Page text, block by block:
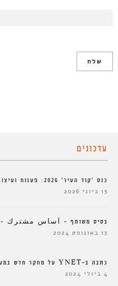
עדכונים
כנס ‘קוד העיר’ 2026: פענוח ועיצוב עיר המחר
15 ביוני 2026
בסיס משותף – أساس مشترك – COMMON GROUNDS
13 באוגוסט 2024
כתבה ב-YNET על מחקר חדש במעבדה העוסק בהצללה בעיר
4 ביולי 2024